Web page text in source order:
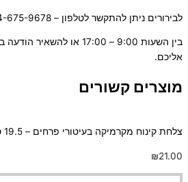
לבירורים ניתן להתקשר לטלפון – 04-675-9678
בין השעות 9:00 – 17:00 או
אליכם.
מוצרים קשורים
צלחת קינוח מקרמיקה בעיטורי פרחים – 19.5 ס"מ
₪21.00